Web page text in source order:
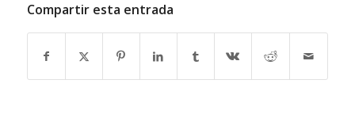
Compartir esta entrada